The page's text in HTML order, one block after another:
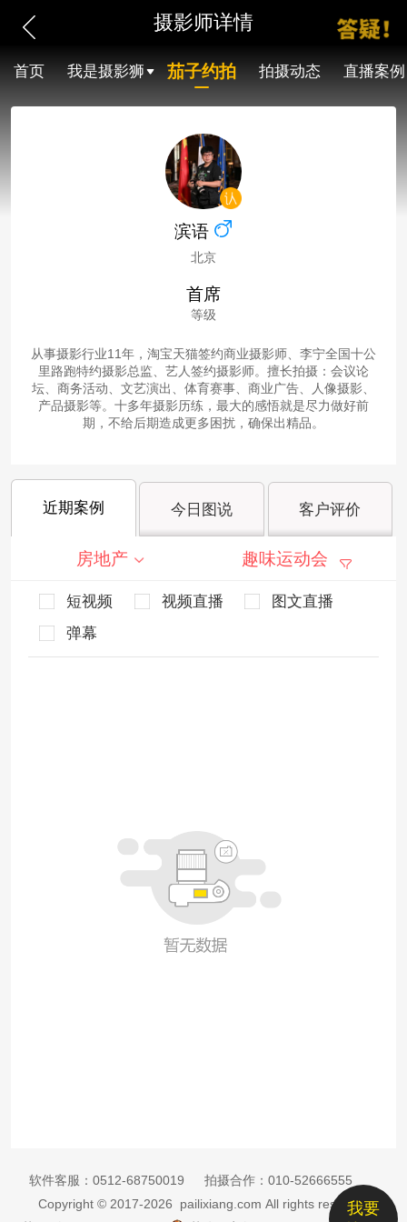
摄影师详情
首页 我是摄影狮 茄子约拍 拍摄动态 直播案例
滨语
北京
首席
等级
从事摄影行业11年，淘宝天猫签约商业摄影师、李宁全国十公
里路跑特约摄影总监、艺人签约摄影师。擅长拍摄：会议论
坛、商务活动、文艺演出、体育赛事、商业广告、人像摄影、
产品摄影等。十多年摄影历练，最大的感悟就是尽力做好前
期，不给后期造成更多困扰，确保出精品。
近期案例 今日图说 客户评价
房地产 趣味运动会
短视频 视频直播
图文直播
弹幕
我要
软件客服： 0512-68750019 拍摄合作： 010-52666555
Copyright © 2017-2026 pailixiang.com All rights reserved